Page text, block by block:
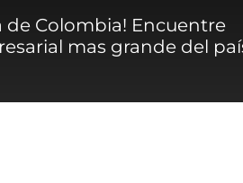
de Colombia! Encuentre
mas grande del